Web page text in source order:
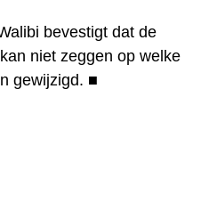
bevestigt dat de
niet zeggen op welke
gewijzigd. ■